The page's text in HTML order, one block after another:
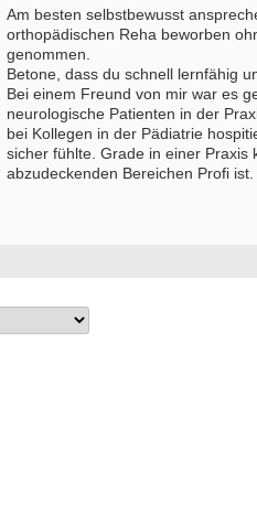
Am besten selbstbewusst
orthopädischen Reha beworben
genommen.
Betone, dass du schnell lernfähig
Bei einem Freund von mir war es
neurologische Patienten in der
bei Kollegen in der Pädiatrie
sicher fühlte. Grade in einer Praxis
abzudeckenden Bereichen Profi ist.